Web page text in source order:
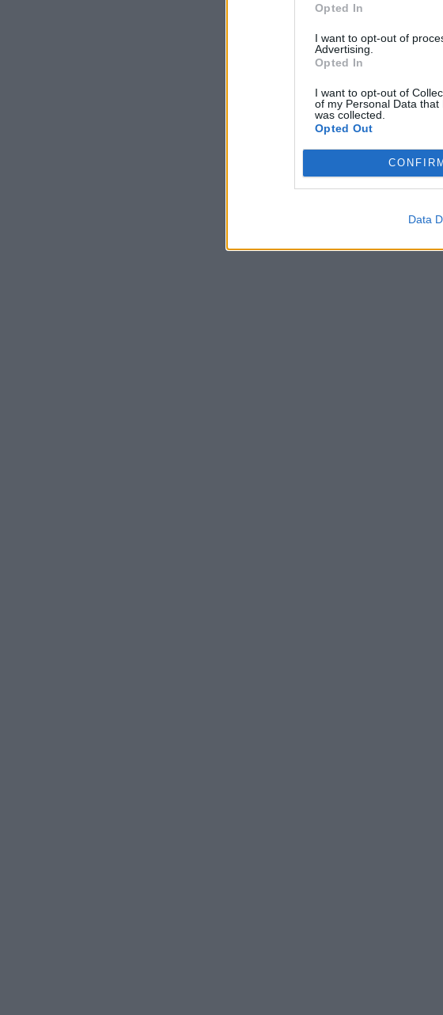
Opted In
I want to opt-out of
Advertising.
Opted In
I want to opt-out of
of my Personal Data
was collected.
Opted Out
CONFIRM
Data